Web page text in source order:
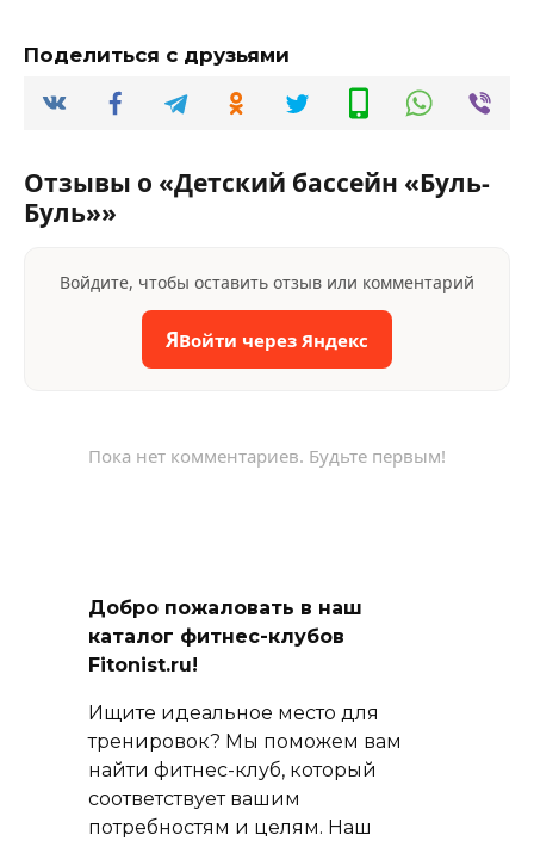
Поделиться с друзьями
Отзывы о «Детский бассейн «Буль-
Буль»»
Войдите, чтобы оставить отзыв или комментарий
ЯВойти через Яндекс
Пока нет комментариев. Будьте первым!
Добро пожаловать в наш
каталог фитнес-клубов
Fitonist.ru!
Ищите идеальное место для
тренировок? Мы поможем вам
найти фитнес-клуб, который
соответствует вашим
потребностям и целям. Наш